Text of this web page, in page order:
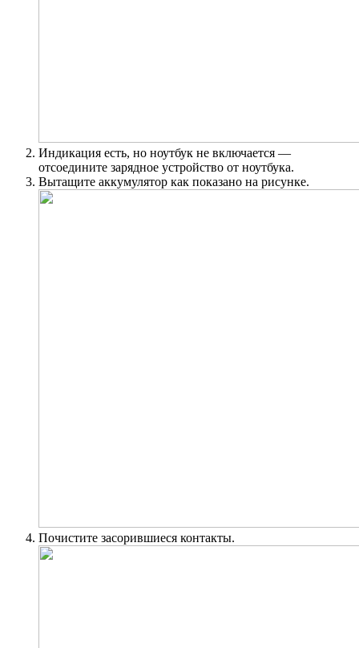
Индикация есть, но ноутбук не включается —
отсоедините зарядное устройство от ноутбука.
Вытащите аккумулятор как показано на рисунке.
Почистите засорившиеся контакты.